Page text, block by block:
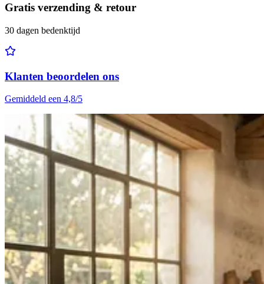
Gratis verzending & retour
30 dagen bedenktijd
Klanten beoordelen ons
Gemiddeld een 4,8/5